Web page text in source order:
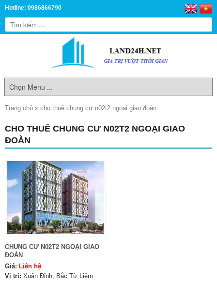
Hotline: 0986866790
Trang chủ » cho thuê chung cư n02t2 ngoại giao đoàn
CHO THUÊ CHUNG CƯ N02T2 NGOẠI GIAO
ĐOÀN
CHUNG CƯ N02T2 NGOẠI GIAO
ĐOÀN
Giá: Liên hệ
Vị trí: Xuân Đỉnh, Bắc Từ Liêm